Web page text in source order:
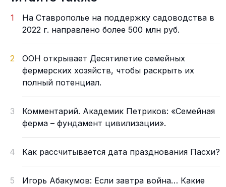
1
На Ставрополье на поддержку садоводства в
2022 г. направлено более 500 млн руб.
2
ООН открывает Десятилетие семейных
фермерских хозяйств, чтобы раскрыть их
полный потенциал.
3
Комментарий. Академик Петриков: «Семейная
ферма – фундамент цивилизации».
4 Как рассчитывается дата празднования Пасхи?
5
Игорь Абакумов: Если завтра война… Какие